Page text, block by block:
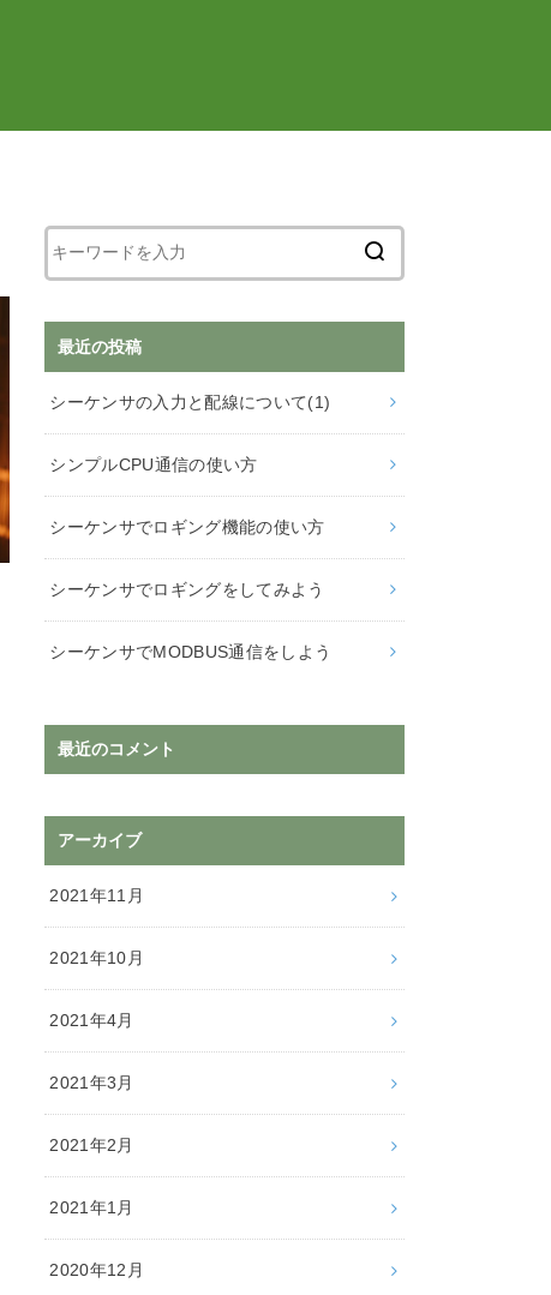
最近の投稿
シーケンサの入力と配線について(1)
シンプルCPU通信の使い方
シーケンサでロギング機能の使い方
シーケンサでロギングをしてみよう
シーケンサでMODBUS通信をしよう
最近のコメント
アーカイブ
2021年11月
2021年10月
2021年4月
2021年3月
2021年2月
2021年1月
2020年12月